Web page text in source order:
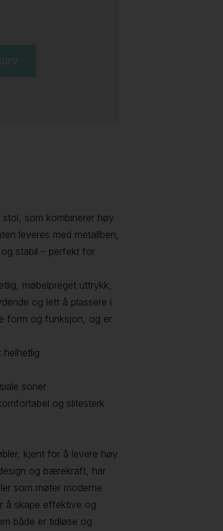
som kombinerer høy
leveres med metallben,
stabil – perfekt for
møbelpreget uttrykk,
og lett å plassere i
form og funksjon, og er
soner
og slitesterk
kjent for å levere høy
og bærekraft, har
som møter moderne
å skape effektive og
både er tidløse og